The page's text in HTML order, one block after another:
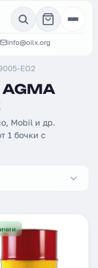
info@oilx.org
EO2
Mobil и др.
1 бочки с